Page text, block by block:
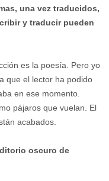
una vez traducidos,
y traducir pueden
es la poesía. Pero yo
que el lector ha podido
en ese momento.
pájaros que vuelan. El
acabados.
oscuro de